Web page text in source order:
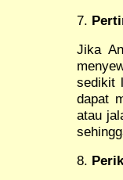
7.
Jika
sedikit
dapat
atau
8.